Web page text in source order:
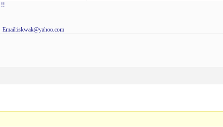
!!
Email:iskwak@yahoo.com